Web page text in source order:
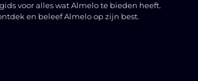
voor alles wat Almelo te bieden heeft.
en beleef Almelo op zijn best.